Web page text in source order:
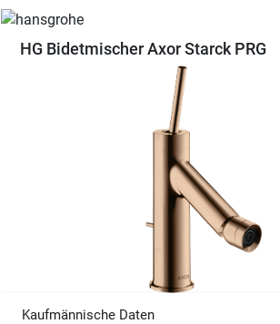
HG Bidetmischer Axor Starck PRG
Kaufmännische Daten